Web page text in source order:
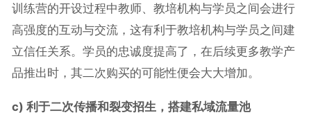
训练营的开设过程中教师、教培机构与学员之间会进行
高强度的互动与交流，这有利于教培机构与学员之间建
立信任关系。学员的忠诚度提高了，在后续更多教学产
品推出时，其二次购买的可能性便会大大增加。
c) 利于二次传播和裂变招生，搭建私域流量池